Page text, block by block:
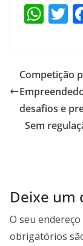
W
s
A
p
p
T
Competição
desafios e
Sem
Deixe um
O seu
obrigatórios